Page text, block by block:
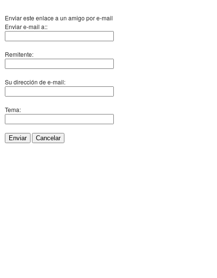
Enviar este enlace a un amigo por e-mail
Enviar e-mail a::
Remitente:
Su dirección de e-mail:
Tema:
Enviar Cancelar